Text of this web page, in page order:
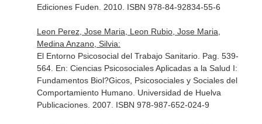
Ediciones Fuden. 2010. ISBN 978-84-92834-55-6
Leon Perez, Jose Maria, Leon Rubio, Jose Maria,
Medina Anzano, Silvia:
El Entorno Psicosocial del Trabajo Sanitario. Pag. 539-
564. En: Ciencias Psicosociales Aplicadas a la Salud I:
Fundamentos Biol?Gicos, Psicosociales y Sociales del
Comportamiento Humano. Universidad de Huelva
Publicaciones. 2007. ISBN 978-987-652-024-9